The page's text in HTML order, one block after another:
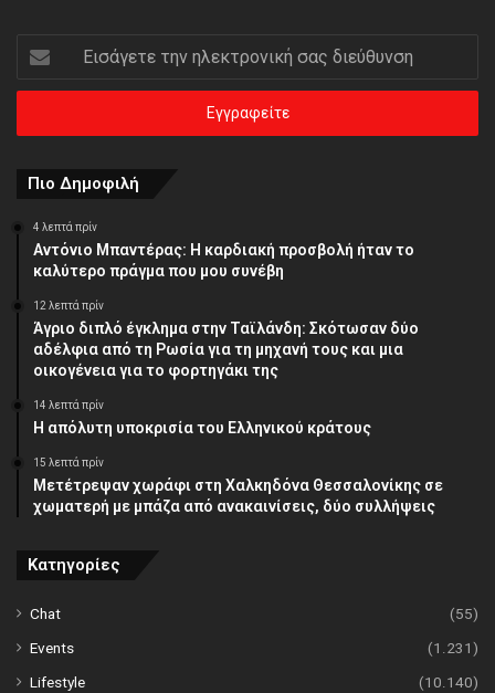
Εισάγετε
την
ηλεκτρονική
διεύθυνση
Πιο Δημοφιλή
4 λεπτά πρίν
Αντόνιο Μπαντέρας: Η καρδιακή προσβολή ήταν το
καλύτερο πράγμα που μου συνέβη
12 λεπτά πρίν
Άγριο διπλό έγκλημα στην Ταϊλάνδη: Σκότωσαν δύο
αδέλφια από τη Ρωσία για τη μηχανή τους και μια
οικογένεια για το φορτηγάκι της
14 λεπτά πρίν
Η απόλυτη υποκρισία του Ελληνικού κράτους
15 λεπτά πρίν
Μετέτρεψαν χωράφι στη Χαλκηδόνα Θεσσαλονίκης σε
χωματερή με μπάζα από ανακαινίσεις, δύο συλλήψεις
Κατηγορίες
Chat
(55)
Events
(1.231)
Lifestyle
(10.140)